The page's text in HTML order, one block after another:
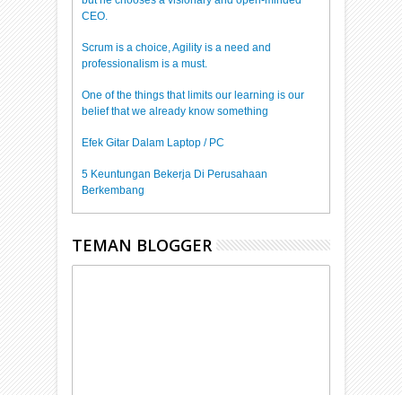
CEO.
Scrum is a choice, Agility is a need and
professionalism is a must.
One of the things that limits our learning is our
belief that we already know something
Efek Gitar Dalam Laptop / PC
5 Keuntungan Bekerja Di Perusahaan
Berkembang
TEMAN BLOGGER